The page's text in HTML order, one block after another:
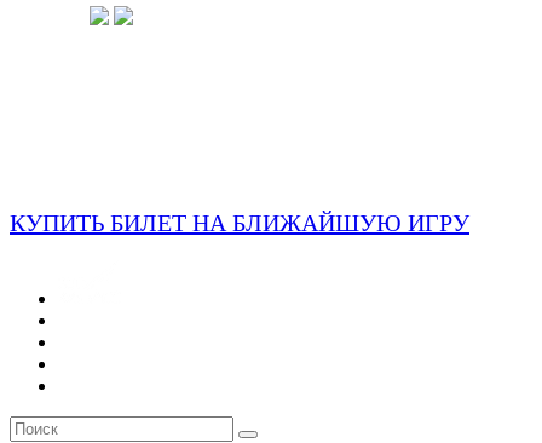
КУПИТЬ БИЛЕТ НА БЛИЖАЙШУЮ ИГРУ